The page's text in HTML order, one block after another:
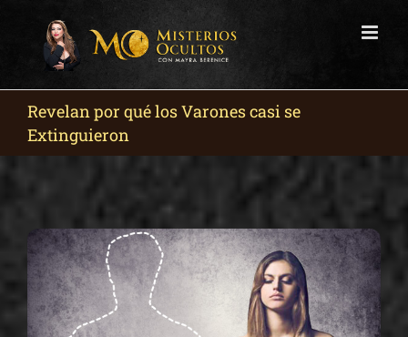
Revelan por qué los Varones casi se
Extinguieron